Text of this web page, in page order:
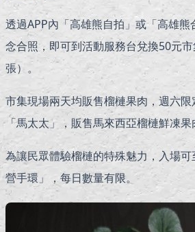
透過APP內「高雄熊自拍」或「高雄
念合照，即可到活動服務台兌換50元
張）。
市集現場兩天均販售榴槤果肉，週六
「馬太太」，販售馬來西亞榴槤鮮凍果
為讓民眾體驗榴槤的特殊魅力，入場
營手環」，每日數量有限。